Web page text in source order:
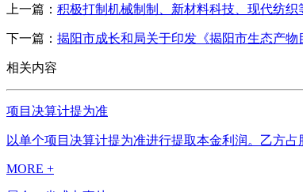
上一篇： 积极打制机械制制、新材料科技、现代纺织
下一篇： 揭阳市成长和局关于印发《揭阳市生态产物
相关内容
项目决算计提为准
以单个项目决算计提为准进行提取本金利润。乙方
MORE +